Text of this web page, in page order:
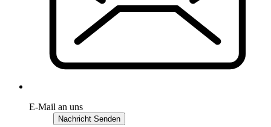
E-Mail an uns
Nachricht Senden